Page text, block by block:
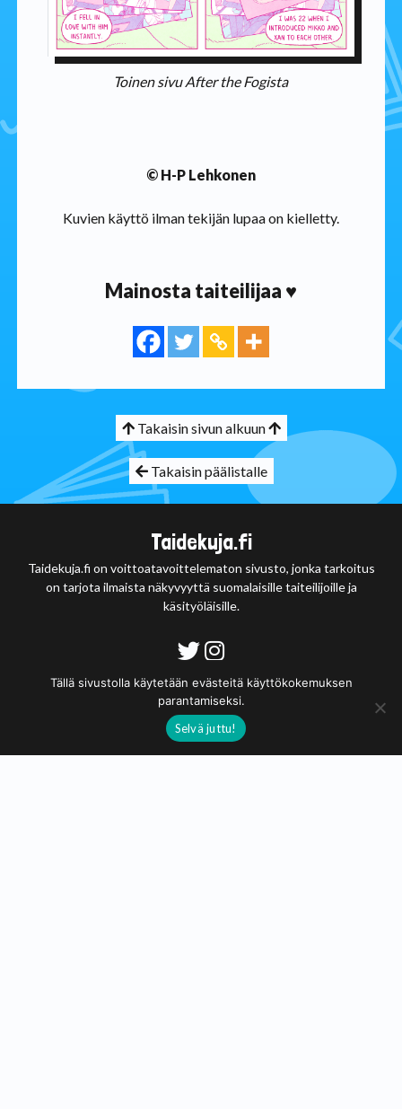
Toinen sivu After the Fogista
© H-P Lehkonen
Kuvien käyttö ilman tekijän lupaa on kielletty.
Mainosta taiteilijaa ♥
Takaisin sivun alkuun
Takaisin päälistalle
Taidekuja.fi
Taidekuja.fi on voittoatavoittelematon sivusto, jonka tarkoitus
on tarjota ilmaista näkyvyyttä suomalaisille taiteilijoille ja
käsityöläisille.
Tietosuojaseloste
© 2020 - 2026
Tällä sivustolla käytetään evästeitä käyttökokemuksen
parantamiseksi.
Selvä juttu!